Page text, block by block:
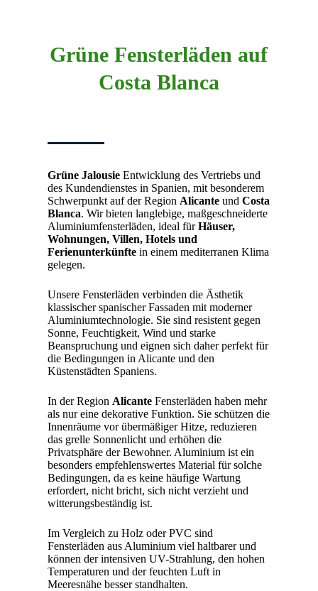
Grüne Fensterläden auf
Costa Blanca
Grüne JalousieEntwicklung des Vertriebs und
des Kundendienstes in Spanien, mit besonderem
Schwerpunkt auf der Region Alicanteund Costa
Blanca. Wir bieten langlebige, maßgeschneiderte
Aluminiumfensterläden, ideal fürHäuser,
Wohnungen, Villen, Hotels und
Ferienunterkünftein einem mediterranen Klima
gelegen.
Unsere Fensterläden verbinden die Ästhetik
klassischer spanischer Fassaden mit moderner
Aluminiumtechnologie. Sie sind resistent gegen
Sonne, Feuchtigkeit, Wind und starke
Beanspruchung und eignen sich daher perfekt für
die Bedingungen in Alicante und den
Küstenstädten Spaniens.
In der Region AlicanteFensterläden haben mehr
als nur eine dekorative Funktion. Sie schützen die
Innenräume vor übermäßiger Hitze, reduzieren
das grelle Sonnenlicht und erhöhen die
Privatsphäre der Bewohner. Aluminium ist ein
besonders empfehlenswertes Material für solche
Bedingungen, da es keine häufige Wartung
erfordert, nicht bricht, sich nicht verzieht und
witterungsbeständig ist.
Im Vergleich zu Holz oder PVC sind
Fensterläden aus Aluminium viel haltbarer und
können der intensiven UV-Strahlung, den hohen
Temperaturen und der feuchten Luft in
Meeresnähe besser standhalten.